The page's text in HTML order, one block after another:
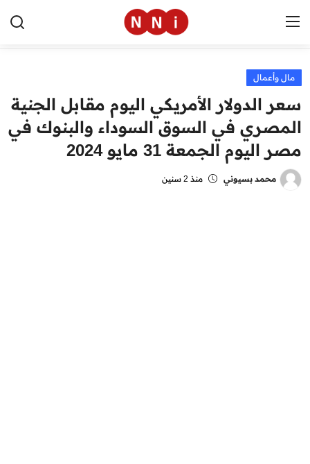
الرئيسية
اخبار مصر
العالم
الرياضة
مال وأعمال
سعر الدولار الأمريكي اليوم مقابل الجنية
المصري في السوق السوداء والبنوك في
مصر اليوم الجمعة 31 مايو 2024
محمد بسيوني منذ 2 سنين